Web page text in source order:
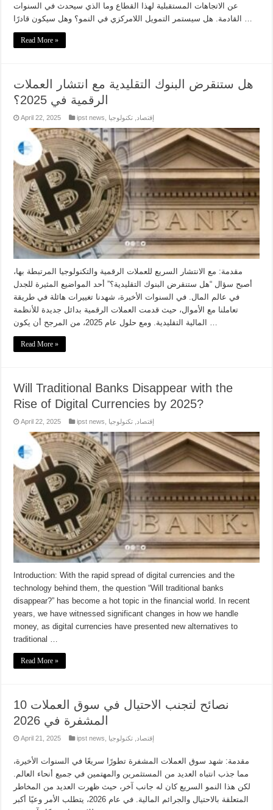
عن الاتجاهات المستقبلية لهذا القطاع وما الذي سيحدث في السنوات
القادمة. هل سيستمر التمويل اللامركزي في النمو؟ وهل سيكون قادرًا …
Read More »
هل ستنقرض البنوك التقليدية مع انتشار العملات
الرقمية في 2025؟
April 22, 2025 ipst news إقتصاد تكنولوجيا
مقدمة: مع الانتشار السريع للعملات الرقمية والتكنولوجيا المرتبطة بها،
أصبح سؤال “هل ستنقرض البنوك التقليدية؟” أحد المواضيع المثيرة للجدل
في عالم المال. في السنوات الأخيرة، شهدنا تغييرات هائلة في طريقة
تعاملنا مع الأموال، حيث قدمت العملات الرقمية بدائل جديدة للأنظمة
Read More »
Will Traditional Banks Disappear with the
Rise of Digital Currencies by 2025?
April 22, 2025 ipst news إقتصاد تكنولوجيا
Introduction: With the rapid spread of digital currencies and the
technology behind them, the question “Will traditional banks
disappear?” has become a hot topic in the financial world. In recent
years, we have witnessed significant changes in how we handle
money, as digital currencies have presented new alternatives to
traditional …
Read More »
10 نصائح لتجنب الاحتيال في سوق العملات
المشفرة في 2026
April 21, 2025 ipst news إقتصاد تكنولوجيا
مقدمة: شهد سوق العملات المشفرة تطورًا سريعًا في السنوات الأخيرة،
مما جذب انتباه العديد من المستثمرين والمهتمين في جميع أنحاء العالم.
لكن هذا النمو السريع كان له جانب آخر، حيث ظهرت العديد من المخاطر
المتعلقة بالاحتيال والجرائم المالية. في عام 2026، يتطلب الأمر وعيًا أكبر